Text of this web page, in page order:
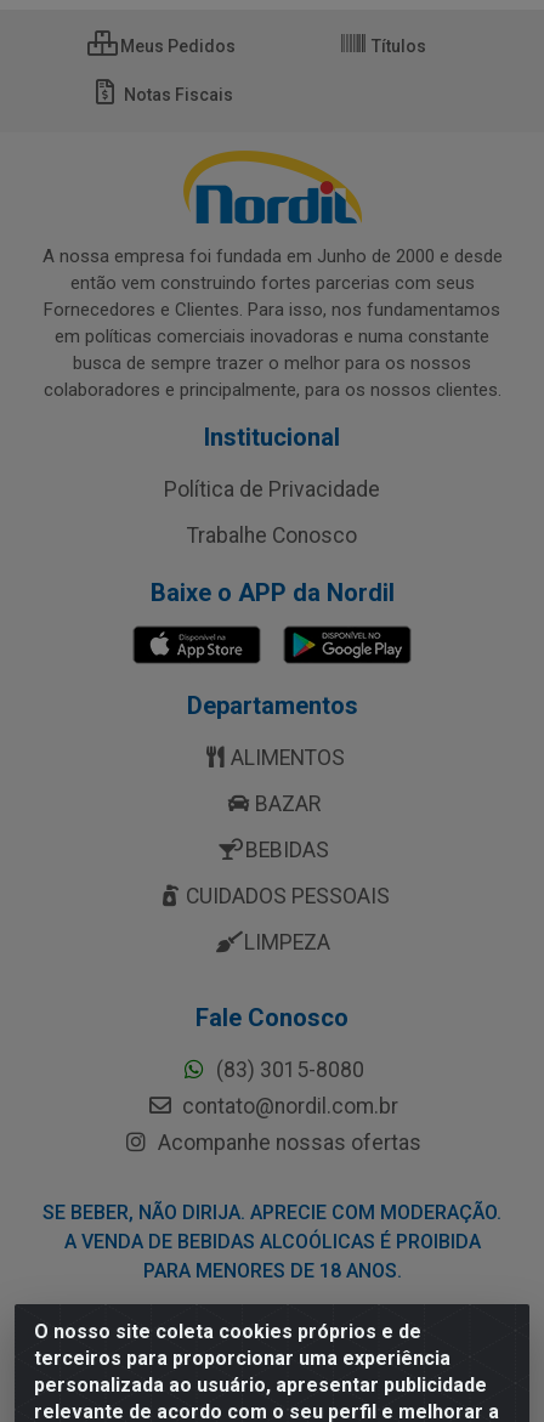
O nosso site coleta cookies próprios e de
terceiros para proporcionar uma experiência
personalizada ao usuário, apresentar publicidade
relevante de acordo com o seu perfil e melhorar a
Meus Pedidos Títulos
Notas Fiscais
A nossa empresa foi fundada em Junho de 2000 e desde
então vem construindo fortes parcerias com seus
Fornecedores e Clientes. Para isso, nos fundamentamos
em políticas comerciais inovadoras e numa constante
busca de sempre trazer o melhor para os nossos
colaboradores e principalmente, para os nossos clientes.
Institucional
Política de Privacidade
Trabalhe Conosco
Baixe o APP da Nordil
Departamentos
ALIMENTOS
BAZAR
BEBIDAS
CUIDADOS PESSOAIS
LIMPEZA
Fale Conosco
(83) 3015-8080
contato@nordil.com.br
Acompanhe nossas ofertas
SE BEBER, NÃO DIRIJA. APRECIE COM MODERAÇÃO.
A VENDA DE BEBIDAS ALCOÓLICAS É PROIBIDA
PARA MENORES DE 18 ANOS.
Nordil Distribuidora - Avenida Liberdade, 2738, Bloco F -
Sesi - Bayeux/PB - CEP 58.111-400 - CNPJ
03.775.813/0001-41